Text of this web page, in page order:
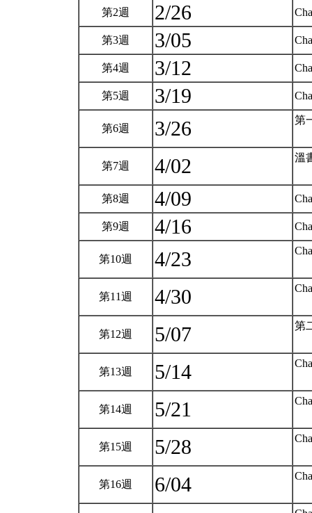
第2週 2/26
第3週 3/05
第4週 3/12
第5週 3/19
第6週 3/26 第
第7週 4/02 溫
第8週 4/09
第9週 4/16
第10週 4/23
第11週 4/30
第12週 5/07 第
第13週 5/14
第14週 5/21
第15週 5/28
第16週 6/04